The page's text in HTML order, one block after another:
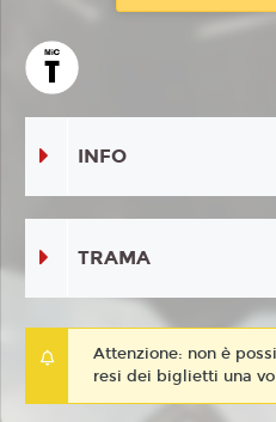
INFO
TRAMA
Attenzione: non è
resi dei biglietti una